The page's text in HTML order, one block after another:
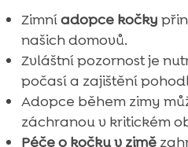
Zimníadopce kočky
našich domovů.
Zvláštní pozornost je
počasí a zajištění
Adopce během zimy
záchranou v kritickém
Péče o kočku v zimě